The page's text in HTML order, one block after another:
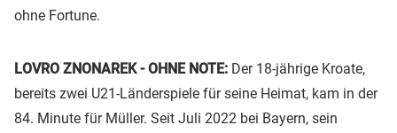
ohne Fortune.
LOVRO ZNONAREK - OHNE NOTE: Der 18-jährige Kroate,
bereits zwei U21-Länderspiele für seine Heimat, kam in der
84. Minute für Müller. Seit Juli 2022 bei Bayern, sein